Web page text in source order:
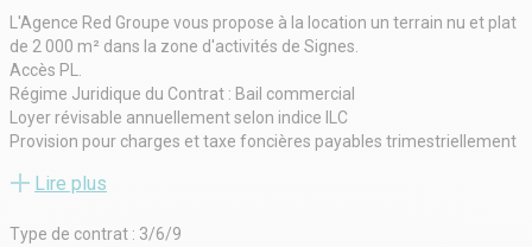
L'Agence Red Groupe vous propose à la location un terrain nu et plat
de 2 000 m² dans la zone d'activités de Signes.
Accès PL.
Régime Juridique du Contrat : Bail commercial
Loyer révisable annuellement selon indice ILC
Provision pour charges et taxe foncières payables trimestriellement
Fiscalité : soumis à TVA.
Dépôt de garantie correspondant à trois mois de loyer HT HC.
Lire plus
Type de contrat : 3/6/9